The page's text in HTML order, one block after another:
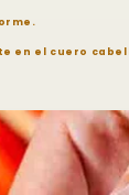
en el cuero